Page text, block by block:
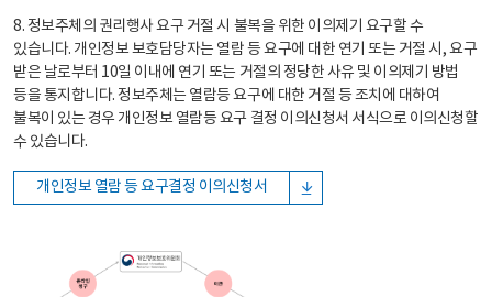
8. 정보주체의 권리행사 요구 거절 시 불복을 위한 이의제기 요구할 수
있습니다. 개인정보 보호담당자는 열람 등 요구에 대한 연기 또는 거절 시, 요구
받은 날로부터 10일 이내에 연기 또는 거절의 정당한 사유 및 이의제기 방법
등을 통지합니다. 정보주체는 열람등 요구에 대한 거절 등 조치에 대하여
불복이 있는 경우 개인정보 열람등 요구 결정 이의신청서 서식으로 이의신청할
수 있습니다.
개인정보 열람 등 요구결정 이의신청서